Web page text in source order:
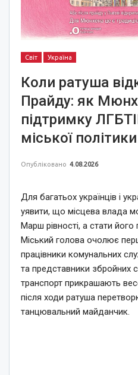
Світ Україна
Коли ратуша
Прайду: як
підтримку
міської політики
Опубліковано 4.08.2026
Для багатьох українців і
уявити, що місцева влада
Марш рівності, а стати
Міський голова очолює
працівники комунальних
та представники збройних
транспорт прикрашають
після ходи ратуша
танцювальний майданчик.